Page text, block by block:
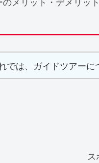
では、ガイドツアーに
ス